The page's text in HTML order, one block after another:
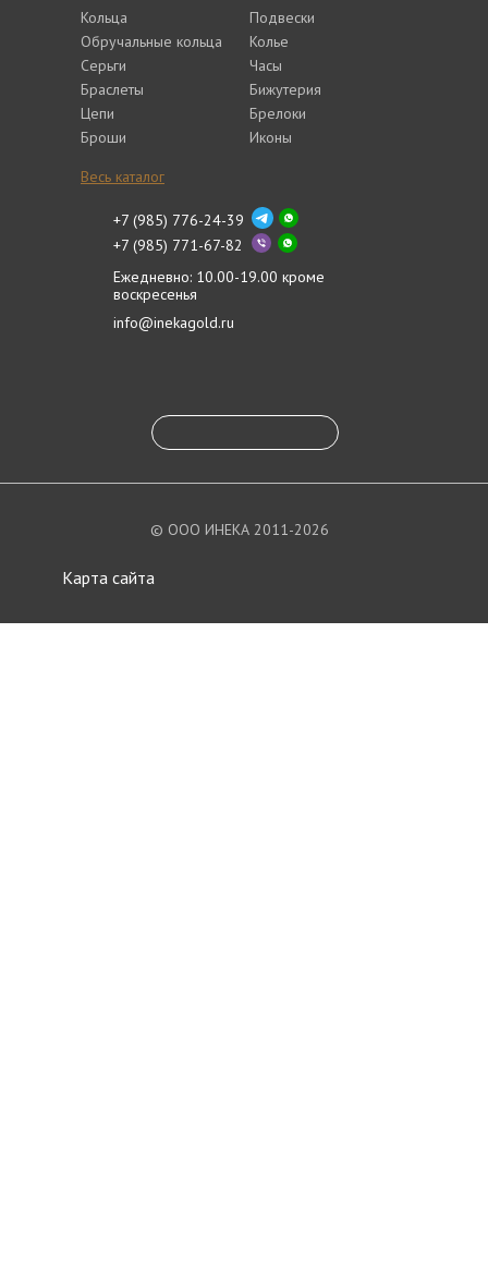
Кольца
Обручальные кольца
Серьги
Браслеты
Цепи
Броши
Подвески
Колье
Часы
Бижутерия
Брелоки
Иконы
Весь каталог
+7 (985) 776-24-39
+7 (985) 771-67-82
Ежедневно: 10.00-19.00 кроме
воскресенья
info@inekagold.ru
© ООО ИНЕКА 2011-2026
Карта сайта